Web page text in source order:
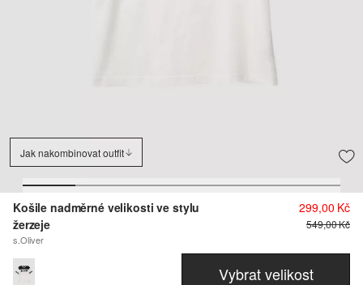
Jak nakombinovat outfit
Košile nadměrné velikosti ve stylu
žerzeje
s.Oliver
299,00 Kč
549,00 Kč
Vybrat velikost